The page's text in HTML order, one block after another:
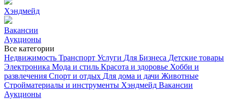
Хэндмейд
Вакансии
Аукционы
Все категории
Недвижимость Транспорт Услуги Для Бизнеса Детские товары
Электроника Мода и стиль Красота и здоровье Хобби и
развлечения Спорт и отдых Для дома и дачи Животные
Стройматериалы и инструменты Хэндмейд Вакансии
Аукционы